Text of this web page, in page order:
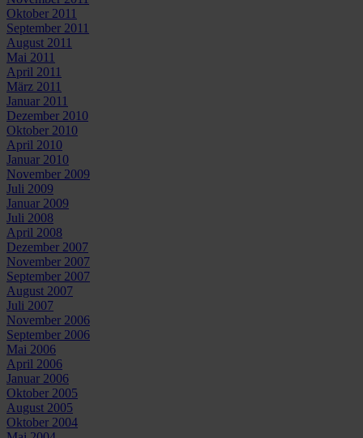
Oktober 2011
September 2011
August 2011
Mai 2011
April 2011
März 2011
Januar 2011
Dezember 2010
Oktober 2010
April 2010
Januar 2010
November 2009
Juli 2009
Januar 2009
Juli 2008
April 2008
Dezember 2007
November 2007
September 2007
August 2007
Juli 2007
November 2006
September 2006
Mai 2006
April 2006
Januar 2006
Oktober 2005
August 2005
Oktober 2004